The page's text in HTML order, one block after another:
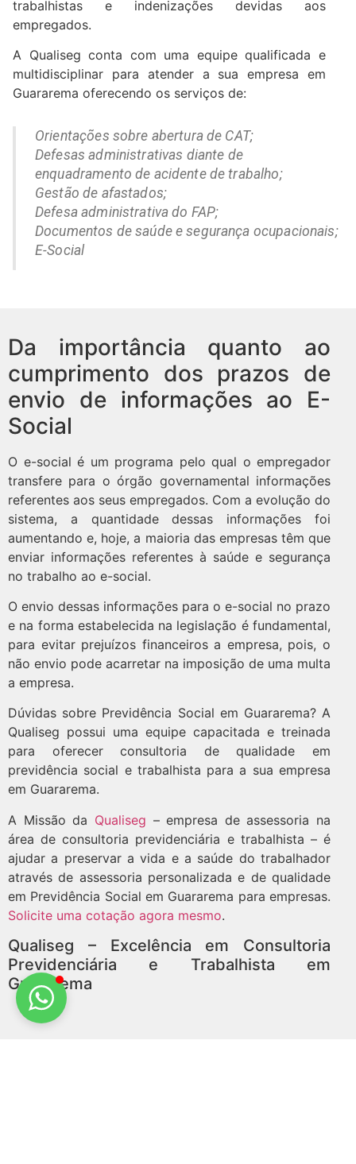
trabalhistas e indenizações devidas aos
empregados.
A Qualiseg conta com uma equipe qualificada e
multidisciplinar para atender a sua empresa em
Guararema oferecendo os serviços de:
Orientações sobre abertura de CAT;
Defesas administrativas diante de
enquadramento de acidente de trabalho;
Gestão de afastados;
Defesa administrativa do FAP;
Documentos de saúde e segurança ocupacionais;
E-Social
Da importância quanto ao
cumprimento dos prazos de
envio de informações ao E-
Social
O e-social é um programa pelo qual o empregador
transfere para o órgão governamental informações
referentes aos seus empregados. Com a evolução do
sistema, a quantidade dessas informações foi
aumentando e, hoje, a maioria das empresas têm que
enviar informações referentes à saúde e segurança
no trabalho ao e-social.
O envio dessas informações para o e-social no prazo
e na forma estabelecida na legislação é fundamental,
para evitar prejuízos financeiros a empresa, pois, o
não envio pode acarretar na imposição de uma multa
a empresa.
Dúvidas sobre Previdência Social em Guararema? A
Qualiseg possui uma equipe capacitada e treinada
para oferecer consultoria de qualidade em
previdência social e trabalhista para a sua empresa
em Guararema.
A Missão da Qualiseg – empresa de assessoria na
área de consultoria previdenciária e trabalhista – é
ajudar a preservar a vida e a saúde do trabalhador
através de assessoria personalizada e de qualidade
em Previdência Social em Guararema para empresas.
Solicite uma cotação agora mesmo.
Qualiseg – Excelência em Consultoria
Previdenciária e Trabalhista em
Guararema